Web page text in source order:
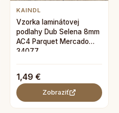
KAINDL
Vzorka laminátovej
podlahy Dub Selena 8mm
AC4 Parquet Mercado
34077
1,49 €
Zobraziť